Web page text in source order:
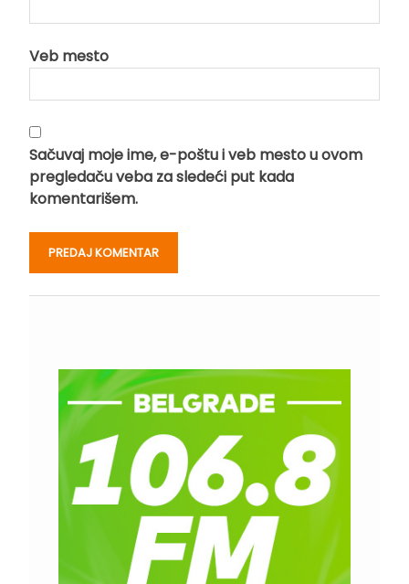
Veb mesto
Sačuvaj moje ime, e-poštu i veb mesto u ovom
pregledaču veba za sledeći put kada
komentarišem.